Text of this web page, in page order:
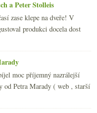
a Peter Stolleis
zase klepe na dveře! V
produkci docela dost
moc příjemný nazrálejší
od Petra Marady ( web , starší